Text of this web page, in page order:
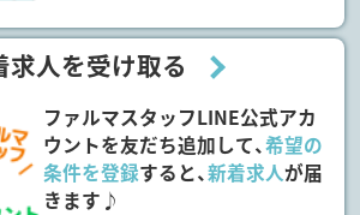
求人を受け取る
ファルマスタッフLINE公式アカ
ウントを友だち追加して、希望の
条件を登録すると、新着求人が届
きます♪